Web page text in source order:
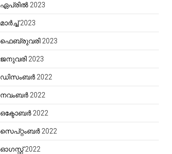
ഏപ്രിൽ 2023
മാർച്ച്‌ 2023
ഫെബ്രുവരി 2023
ജനുവരി 2023
ഡിസംബർ 2022
നവംബർ 2022
ഒക്ടോബർ 2022
സെപ്റ്റംബർ 2022
ഓഗസ്റ്റ്‌ 2022